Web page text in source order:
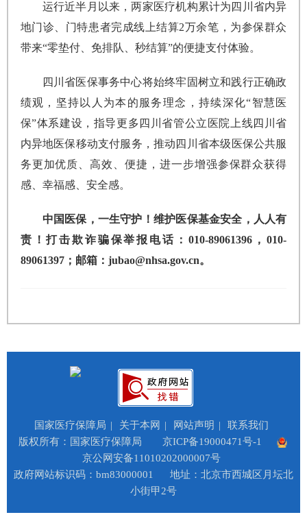
运行近半月以来，两家医疗机构累计为四川省内异
地门诊、门特患者完成线上结算2万余笔，为参保群众
带来“零垫付、免排队、秒结算”的便捷支付体验。
四川省医保事务中心将始终牢固树立和践行正确政
绩观，坚持以人为本的服务理念，持续深化“智慧医
保”体系建设，指导更多四川省管公立医院上线四川省
内异地医保移动支付服务，推动四川省本级医保公共服
务更加优质、高效、便捷，进一步增强参保群众获得
感、幸福感、安全感。
中国医保，一生守护！维护医保基金安全，人人有
责！打击欺诈骗保举报电话：010-89061396，010-
89061397；邮箱：jubao@nhsa.gov.cn。
国家医疗保障局 | 关于本网 | 网站声明 |
联系我们
版权所有：国家医疗保障局
京ICP备19000471号-1
京公网安备11010202000007号
政府网站标识码：bm83000001
地址：北京市西城区月坛北
小街甲2号